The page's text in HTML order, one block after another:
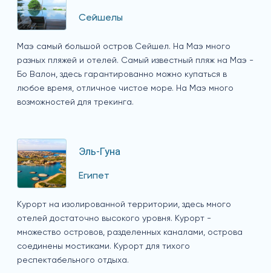
Сейшелы
Маэ самый большой остров Сейшел. На Маэ много
разных пляжей и отелей. Самый известный пляж на Маэ -
Бо Валон, здесь гарантированно можно купаться в
любое время, отличное чистое море. На Маэ много
возможностей для трекинга.
Эль-Гуна
Египет
Курорт на изолированной территории, здесь много
отелей достаточно высокого уровня. Курорт -
множество островов, разделенных каналами, острова
соединены мостиками. Курорт для тихого
респектабельного отдыха.